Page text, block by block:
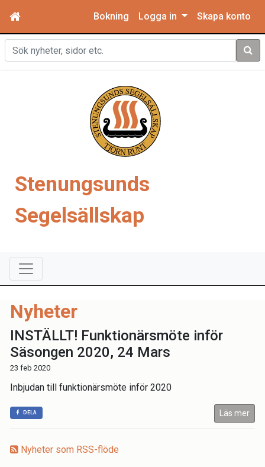
Bokning Logga in Skapa konto
Sök
Stenungsunds
Segelsällskap
Nyheter som RSS-flöde
Nyheter
INSTÄLLT! Funktionärsmöte inför
Säsongen 2020, 24 Mars
23 feb 2020
Inbjudan till funktionärsmöte inför 2020
DELA Läs mer